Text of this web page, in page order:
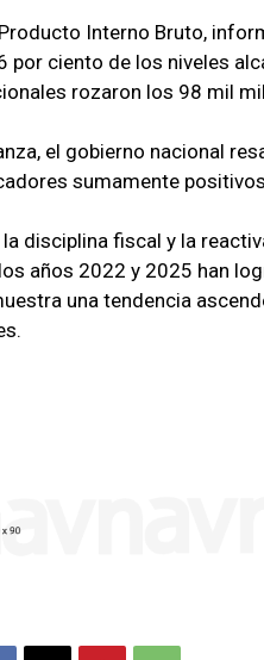
Interno Bruto,
ciento de los niveles
rozaron los 98 mil
el gobierno nacional
sumamente
disciplina fiscal y la
años 2022 y 2025 han
una tendencia